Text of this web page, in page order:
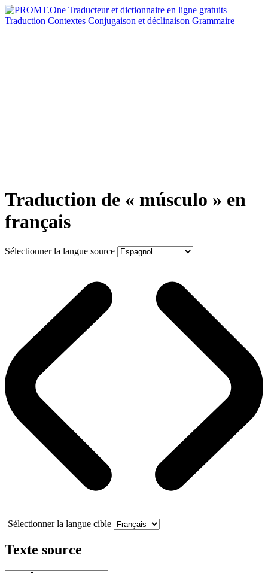
Traduction Contextes Conjugaison et déclinaison Grammaire
Traduction de « músculo » en
français
Sélectionner la langue source
Sélectionner la langue cible
Texte source